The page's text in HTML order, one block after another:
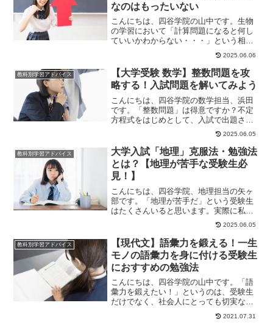
なのはもったいない
こんにちは、四谷学院の山中です。生物
の学習において「計算問題になると何し
ていいかわからない・・・」という相談
をよく受けます。今日は、計算問題を
2025.06.06
教科別学習アドバイス
【大学受験 数学】整数問題を攻
略する！入試問題を解いてみよう
こんにちは、四谷学院の数学担当、浜田
です。「整数問題」は得意ですか？不定
方程式をはじめとして、入試で出題され
る整数問題では、素因数分解や剰余など
2025.06.05
教科別学習アドバイス
大学入試「地理」克服法・勉強法
とは？【地理が苦手な受験生必
見！】
こんにちは、四谷学院、地理担当の矢ヶ
部です。「地理が苦手だ」という受験生
はたくさんいると思います。実際に私が
地理を教えている中でもらった質問＆回
2025.06.05
教科別学習アドバイス
【現代文】語彙力を鍛える！一生
モノの語彙力を身に付ける受験生
におすすめの勉強法
こんにちは、四谷学院の山中です。「語
彙力を鍛えたい！」というのは、受験生
だけでなく、社会人にとっても切実な思
いかもしれません。語彙力とは、どれく
2021.07.31